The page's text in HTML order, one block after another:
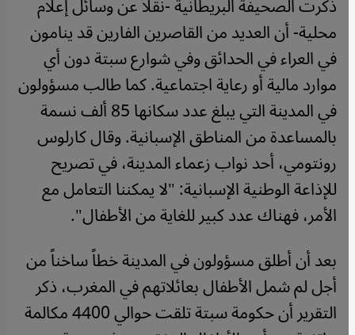
محلية- أن العديد من القاصرين الفارين قد ينامون
في العراء في الحدائق وفي شوارع سبتة دون أي
موارد مالية أو رعاية اجتماعية. كما طالب مسؤولون
في المدينة التي يبلغ عدد سكانها 85 ألف نسمة
بالمساعدة من المناطق الإسبانية. وقال كارلوس
رونتومي، أحد نواب زعماء المدينة، في تصريح
للإذاعة الوطنية الإسبانية: "لا يمكننا التعامل مع
الأمر، فهناك عدد كبير للغاية من الأطفال".
بعد أن أطلق مسؤولون في المدينة خطاً ساخناً من
أجل لم شمل الأطفال بعائلاتهم في المغرب، ذكر
التقرير أن حكومة سبتة تلقت حوالي 4400 مكالمة